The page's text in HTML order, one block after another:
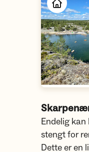
Endelig
stengt for
Dette er en